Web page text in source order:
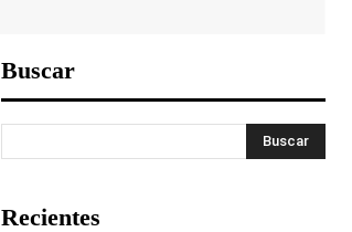
Buscar
Buscar
Recientes